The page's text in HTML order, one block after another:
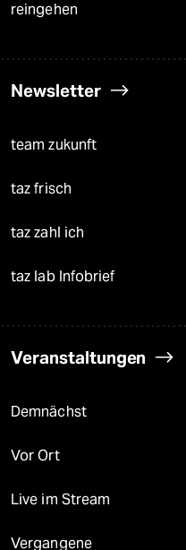
reingehen
Newsletter
team zukunft
taz frisch
taz zahl ich
taz lab Infobrief
Veranstaltungen
Demnächst
Vor Ort
Live im Stream
Vergangene